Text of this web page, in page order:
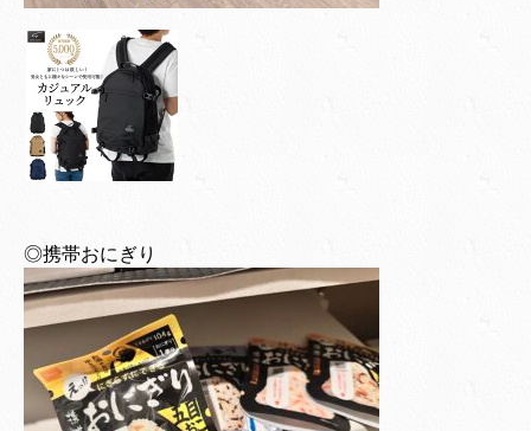
◎携帯おにぎり